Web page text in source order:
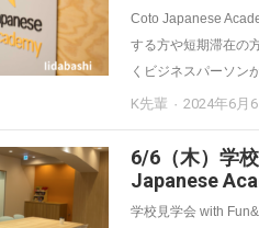
Coto Japanese
する方や短期滞在の
くビジネスパーソン
K先輩 2024年6月6
6/6（木）学
Japanese
学校見学会 with